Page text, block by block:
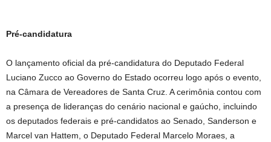
Pré-candidatura
O lançamento oficial da pré-candidatura do Deputado Federal
Luciano Zucco ao Governo do Estado ocorreu logo após o evento,
na Câmara de Vereadores de Santa Cruz. A cerimônia contou com
a presença de lideranças do cenário nacional e gaúcho, incluindo
os deputados federais e pré-candidatos ao Senado, Sanderson e
Marcel van Hattem, o Deputado Federal Marcelo Moraes, a